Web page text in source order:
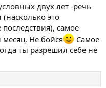
двух лет -речь
это
самое
Не бойся
Самое
ты разрешил себе не